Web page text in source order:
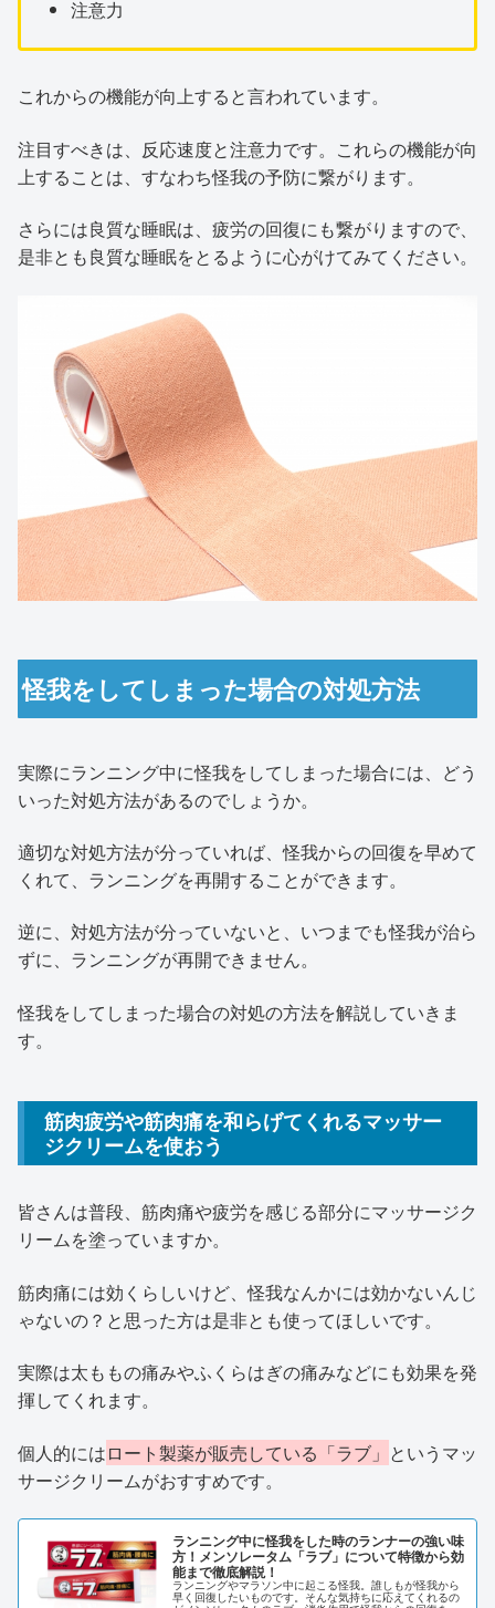
注意力
これからの機能が向上すると言われています。
注目すべきは、反応速度と注意力です。これらの機能が向
上することは、すなわち怪我の予防に繋がります。
さらには良質な睡眠は、疲労の回復にも繋がりますので、
是非とも良質な睡眠をとるように心がけてみてください。
怪我をしてしまった場合の対処方法
実際にランニング中に怪我をしてしまった場合には、どう
いった対処方法があるのでしょうか。
適切な対処方法が分っていれば、怪我からの回復を早めて
くれて、ランニングを再開することができます。
逆に、対処方法が分っていないと、いつまでも怪我が治ら
ずに、ランニングが再開できません。
怪我をしてしまった場合の対処の方法を解説していきま
す。
筋肉疲労や筋肉痛を和らげてくれるマッサー
ジクリームを使おう
皆さんは普段、筋肉痛や疲労を感じる部分にマッサージク
リームを塗っていますか。
筋肉痛には効くらしいけど、怪我なんかには効かないんじ
ゃないの？と思った方は是非とも使ってほしいです。
実際は太ももの痛みやふくらはぎの痛みなどにも効果を発
揮してくれます。
個人的にはロート製薬が販売している「ラブ」 というマッ
サージクリームがおすすめです。
ランニング中に怪我をした時のランナーの強い味
方！メンソレータム「ラブ」について特徴から効
能まで徹底解説！
ランニングやマラソン中に起こる怪我。誰しもが怪我から
早く回復したいものです。そんな気持ちに応えてくれるの